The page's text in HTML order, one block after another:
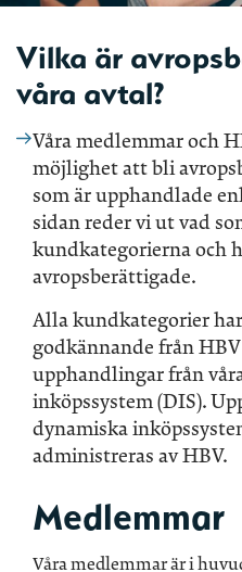
Vilka är
våra avtal?
Våra medlemmar och
möjlighet att bli
som är upphandlade
sidan reder vi ut vad
kundkategorierna och
avropsberättigade.
Alla kundkategorier
godkännande från
upphandlingar från
inköpssystem (DIS).
dynamiska
administreras av HBV.
Medlemmar
Våra medlemmar är i